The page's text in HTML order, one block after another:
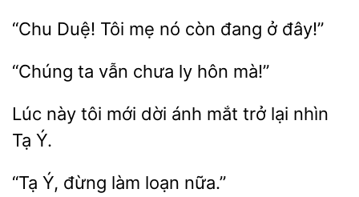
Duệ! Tôi mẹ còn đang ở
“Chúng vẫn ly hôn
Lúc này tôi mới dời mắt trở
nhìn
Tạ
Ý, làm loạn